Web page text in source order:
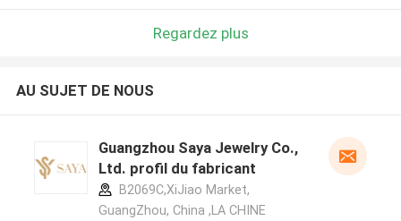
Regardez plus
AU SUJET DE NOUS
Guangzhou Saya Jewelry Co.,
Ltd. profil du fabricant
B2069C,XiJiao Market,
GuangZhou, China ,LA CHINE